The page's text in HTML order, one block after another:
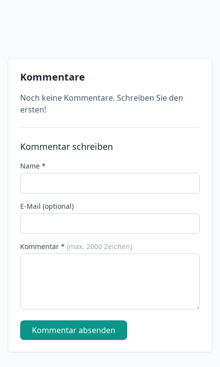
Kommentare
Noch keine Kommentare. Schreiben Sie den
ersten!
Kommentar schreiben
Name *
E-Mail (optional)
Kommentar * (max. 2000 Zeichen)
Kommentar absenden